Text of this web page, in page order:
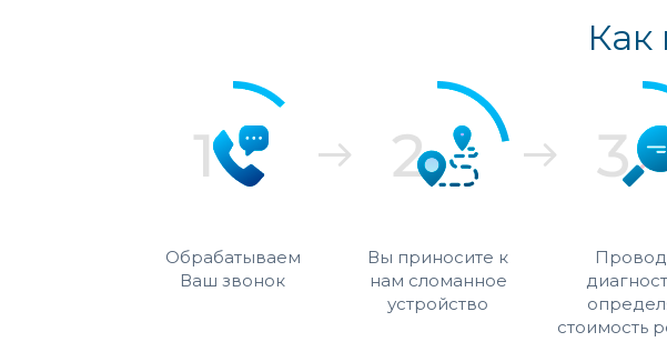
Обрабатываем
Ваш звонок
Вы приносите к
нам сломанное
устройство
стоимость